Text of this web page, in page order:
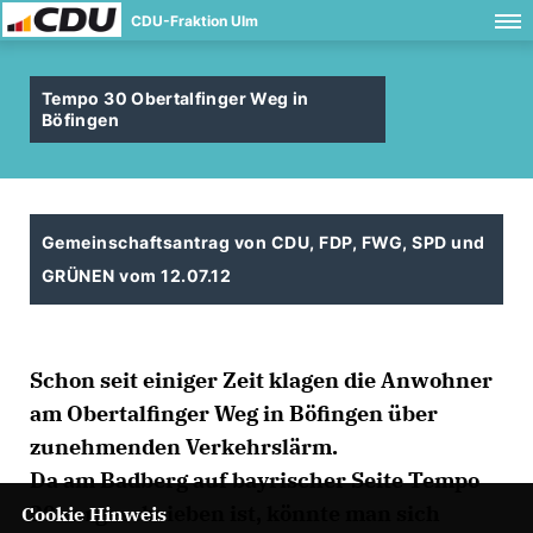
CDU-Fraktion Ulm
Tempo 30 Obertalfinger Weg in
Böfingen
Gemeinschaftsantrag von CDU, FDP, FWG, SPD und
GRÜNEN vom 12.07.12
Schon seit einiger Zeit klagen die Anwohner
am Obertalfinger Weg in Böfingen über
zunehmenden Verkehrslärm.
Da am Badberg auf bayrischer Seite Tempo
30 vorgeschrieben ist, könnte man sich
Cookie Hinweis